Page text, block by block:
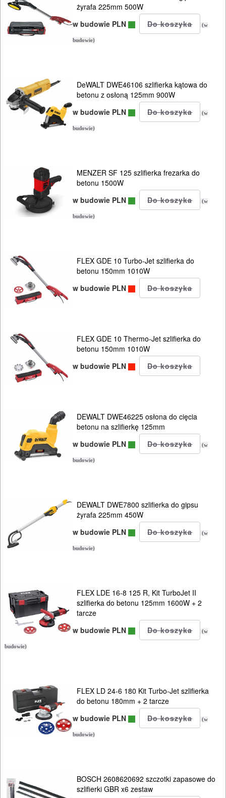
115/125mm
150mm
300mm
szlifierki
mimośrod.
oscylacyjne
szlifierki
proste
szlifierki
tarczowe
ukosnice
do
drewna
ukośnice
do
metalu
wielofunkcyjne
ręczne
wiertarki
wkrętarki
sieciowe
wycinarki
zgrzewarki
zszywacze
MULTIEVO
B&D
żyrafa 225mm 500W
w budowie PLN
(w
budowie)
DeWALT DWE46106 szlifierka kątowa do
betonu z osłoną 125mm 900W
w budowie PLN
(w
budowie)
MENZER SF 125 szlifierka frezarka do
betonu 1500W
w budowie PLN
(w
budowie)
FLEX GDE 10 Turbo-Jet szlifierka do
betonu 150mm 1010W
w budowie PLN
FLEX GDE 10 Thermo-Jet szlifierka do
betonu 150mm 1010W
w budowie PLN
DEWALT DWE46225 osłona do cięcia
betonu na szlifierkę 125mm
w budowie PLN
(w
budowie)
DEWALT DWE7800 szlifierka do gipsu
żyrafa 225mm 450W
w budowie PLN
(w
budowie)
FLEX LDE 16-8 125 R, Kit TurboJet II
szlifierka do betonu 125mm 1600W + 2
tarcze
w budowie PLN
(w
budowie)
FLEX LD 24-6 180 Kit Turbo-Jet szlifierka
do betonu 180mm + 2 tarcze
w budowie PLN
(w
budowie)
BOSCH 2608620692 szczotki zapasowe do
szlifierki GBR x6 zestaw